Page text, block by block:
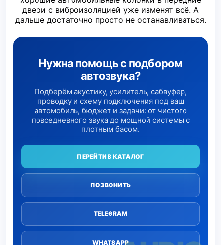
двери с виброизоляцией уже изменят всё. А
дальше достаточно просто не останавливаться.
Нужна помощь с подбором
автозвука?
Подберём акустику, усилитель, сабвуфер,
проводку и схему подключения под ваш
автомобиль, бюджет и задачи: от чистого
повседневного звука до мощной системы с
плотным басом.
ПЕРЕЙТИ В КАТАЛОГ
ПОЗВОНИТЬ
TELEGRAM
WHATSAPP